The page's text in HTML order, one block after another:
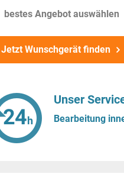
bestes Angebot auswählen
Jetzt Wunschgerät finden
Unser
Bearbeitung